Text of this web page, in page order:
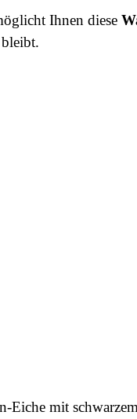
Ihnen diese
Eiche mit